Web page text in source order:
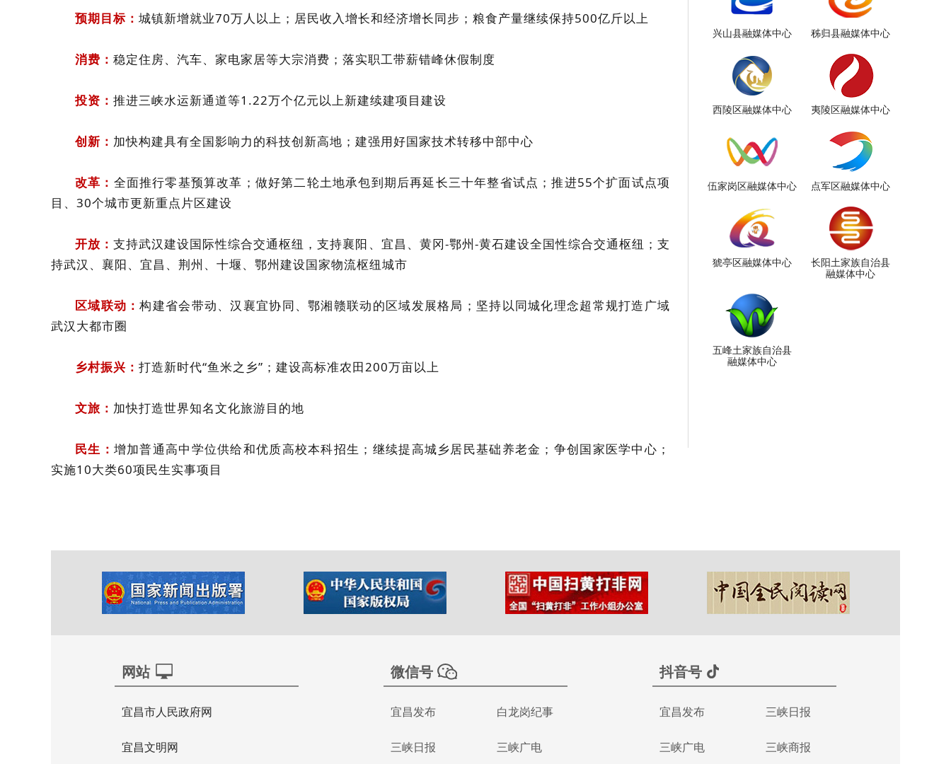
预期目标： 城镇新增就业70万人以上；居民收入增长和经济增长同步；粮食产量继续保持500亿斤以上
消费： 稳定住房、汽车、家电家居等大宗消费；落实职工带薪错峰休假制度
投资 ： 推进三峡水运新通道等1.22万个亿元以上新建续建项目建设
创新： 加快构建具有全国影响力的科技创新高地；建强用好国家技术转移中部中心
改革： 全面推行零基预算改革；做好第二轮土地承包到期后再延长三十年整省试点；推进55个扩面试点项
目、30个城市更新重点片区建设
开放：支持武汉建设国际性综合交通枢纽，支持襄阳、宜昌、黄冈-鄂州-黄石建设全国性综合交通枢纽；支
持武汉、襄阳、宜昌、荆州、十堰、鄂州建设国家物流枢纽城市
区域联动：构建省会带动、汉襄宜协同、鄂湘赣联动的区域发展格局；坚持以同城化理念超常规打造广域
武汉大都市圈
乡村振兴： 打造新时代“鱼米之乡”；建设高标准农田200万亩以上
文旅： 加快打造世界知名文化旅游目的地
民生： 增加普通高中学位供给和优质高校本科招生；继续提高城乡居民基础养老金；争创国家医学中心；
实施10大类60项民生实事项目
兴山县融媒体中心 秭归县融媒体中心
西陵区融媒体中心 夷陵区融媒体中心
伍家岗区融媒体中心 点军区融媒体中心
猇亭区融媒体中心
长阳土家族自治县
融媒体中心
五峰土家族自治县
融媒体中心
网站
宜昌市人民政府网
宜昌文明网
微信号
宜昌发布 白龙岗纪事
三峡日报 三峡广电
抖音号
宜昌发布 三峡日报
三峡广电 三峡商报